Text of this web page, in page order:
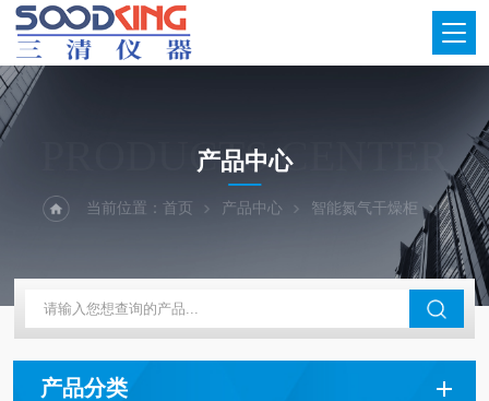
PRODUCTS CENTER
产品中心
当前位置： 首页 产品中心 智能氮气干燥柜
产品分类